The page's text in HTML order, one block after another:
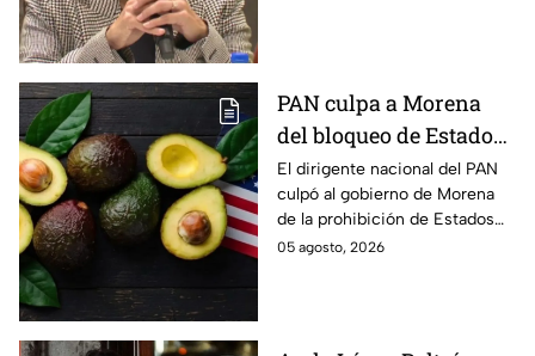
PAN culpa a Morena
del bloqueo de Estados
Unidos al aguacate de
Michoacán
El dirigente nacional del PAN
culpó al gobierno de Morena
de la prohibición de Estados
Unidos para exportar aguacate
05 agosto, 2026